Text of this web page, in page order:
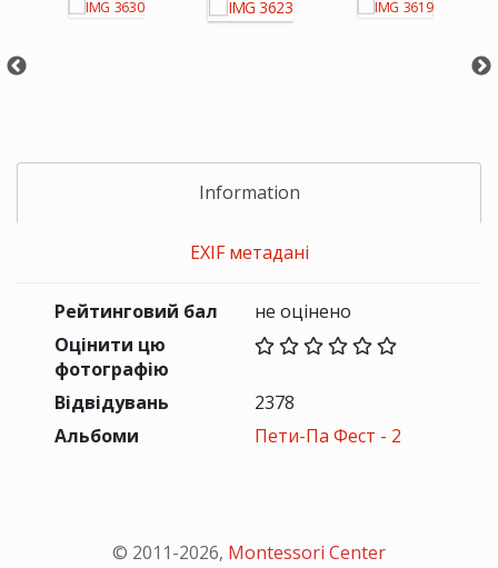
Information
EXIF метадані
Рейтинговий бал
не оцінено
Оцінити цю
фотографію
Відвідувань
2378
Альбоми
Пети-Па Фест - 2
© 2011-2026, Montessori Center